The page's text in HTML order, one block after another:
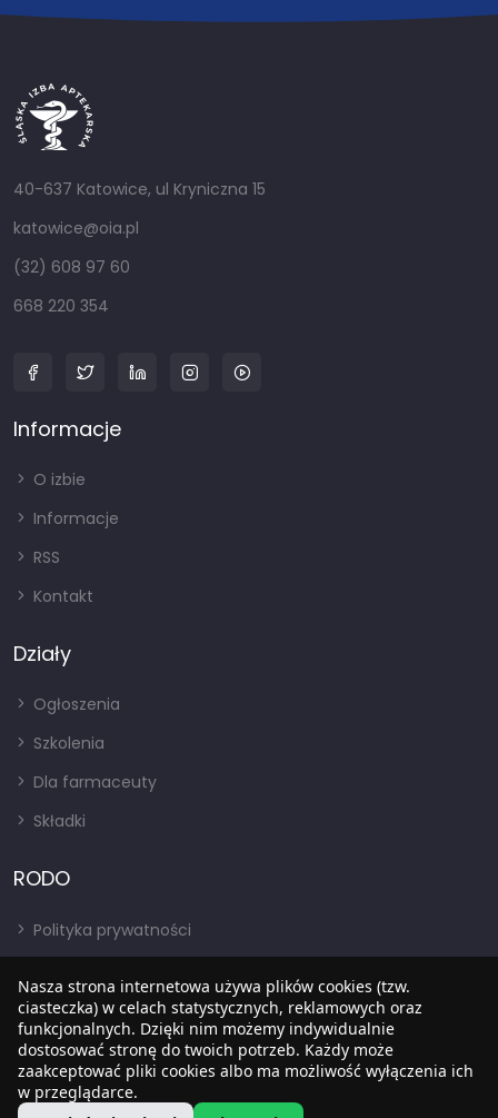
40-637 Katowice, ul Kryniczna 15
katowice@oia.pl
(32) 608 97 60
668 220 354
Informacje
O izbie
Informacje
RSS
Kontakt
Działy
Ogłoszenia
Szkolenia
Dla farmaceuty
Składki
RODO
Polityka prywatności
RODO
BIP
Nasza strona internetowa używa plików cookies (tzw.
ciasteczka) w celach statystycznych, reklamowych oraz
funkcjonalnych. Dzięki nim możemy indywidualnie
dostosować stronę do twoich potrzeb. Każdy może
zaakceptować pliki cookies albo ma możliwość wyłączenia ich
w przeglądarce.